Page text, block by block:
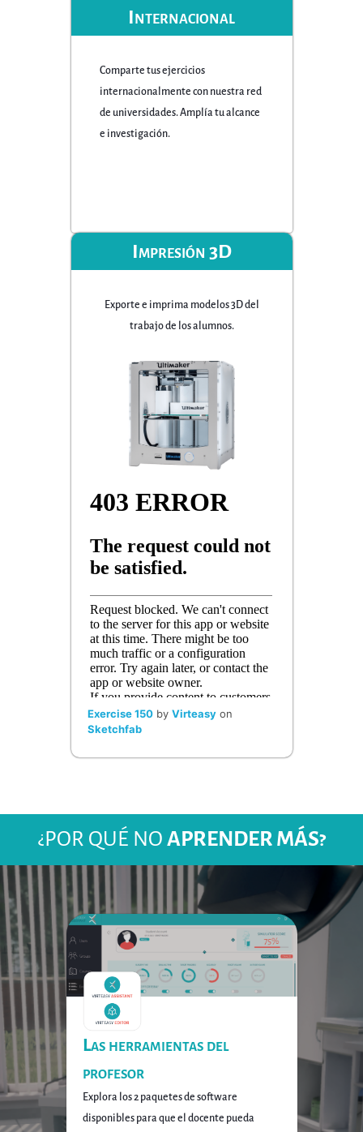
Internacional
Comparte tus ejercicios
internacionalmente con nuestra red
de universidades. Amplía tu alcance
e investigación.
Impresión 3D
Exporte e imprima modelos 3D del
trabajo de los alumnos.
Exercise 150 byVirteasy on
Sketchfab
¿POR QUÉ NO APRENDER MÁS?
Las herramientas del
profesor
Explora los 2 paquetes de software
disponibles para que el docente pueda